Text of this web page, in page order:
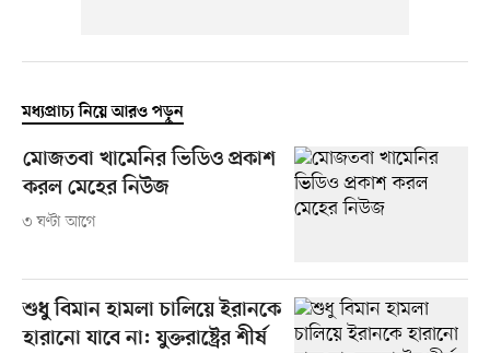
মধ্যপ্রাচ্য নিয়ে আরও পড়ুন
মোজতবা খামেনির ভিডিও প্রকাশ
করল মেহের নিউজ
৩ ঘণ্টা আগে
শুধু বিমান হামলা চালিয়ে ইরানকে
হারানো যাবে না: যুক্তরাষ্ট্রের শীর্ষ